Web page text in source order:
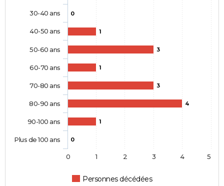
0
1
3
1
3
4
1
0
Personnes décédées
30-40 ans
40-50 ans
50-60 ans
60-70 ans
70-80 ans
80-90 ans
90-100 ans
Plus de 100 ans
0 1 2 3 4 5